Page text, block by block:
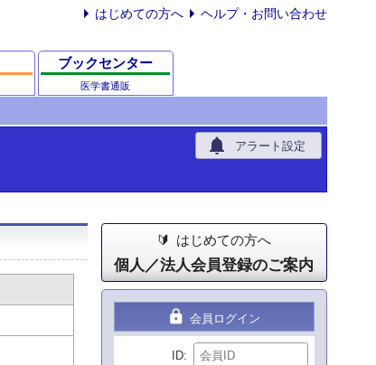
はじめての方へ ヘルプ・お問い合わせ
ブックセンター
医学書通販
notifications アラート設定
はじめての方へ
個人／法人会員登録のご案内
lock 会員ログイン
ID